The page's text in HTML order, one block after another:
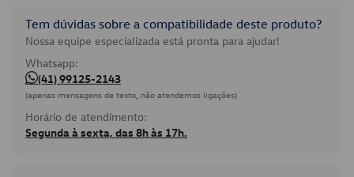
Tem dúvidas sobre a compatibilidade deste produto?
Nossa equipe especializada está pronta para ajudar!
Whatsapp:
(41) 99125-2143
(apenas mensagens de texto, não atendemos ligações)
Horário de atendimento:
Segunda à sexta, das 8h às 17h.